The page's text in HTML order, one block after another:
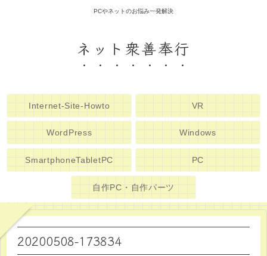
PCやネットのお悩み一発解決
ネット衆善奉行
Internet-Site-Howto VR
WordPress Windows
SmartphoneTabletPC PC
自作PC・自作パーツ
20200508-173834